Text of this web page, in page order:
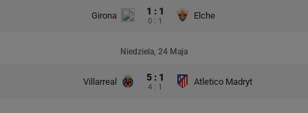
Girona 1 : 1
0 : 1
Elche
Niedziela, 24 Maja
Villarreal 5 : 1
4 : 1
Atletico Madryt